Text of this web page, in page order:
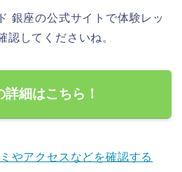
銀座の公式サイトで体験レッ
認してくださいね。
詳細はこちら！
やアクセスなどを確認する